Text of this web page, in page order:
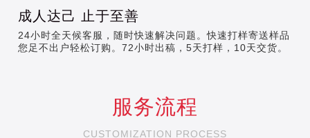
成人达己 止于至善
24小时全天候客服，随时快速解决问题。快速打样寄送样品，
您足不出户轻松订购。72小时出稿，5天打样，10天交货。
服务流程
CUSTOMIZATION PROCESS